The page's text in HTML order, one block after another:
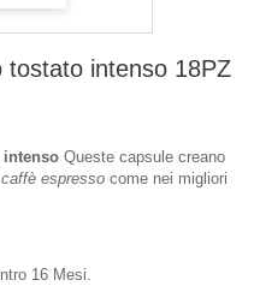
tostato intenso 18PZ
intenso Queste capsule creano
caffè espresso come nei migliori
16 Mesi.